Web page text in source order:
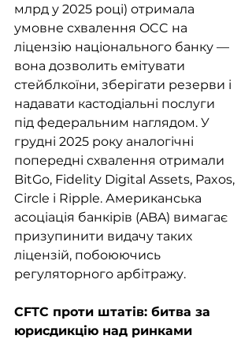
млрд у 2025 році) отримала
умовне схвалення OCC на
ліцензію національного банку —
вона дозволить емітувати
стейблкоїни, зберігати резерви і
надавати кастодіальні послуги
під федеральним наглядом. У
грудні 2025 року аналогічні
попередні схвалення отримали
BitGo, Fidelity Digital Assets, Paxos,
Circle і Ripple. Американська
асоціація банкірів (ABA) вимагає
призупинити видачу таких
ліцензій, побоюючись
регуляторного арбітражу.
CFTC проти штатів: битва за
юрисдикцію над ринками